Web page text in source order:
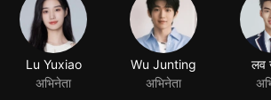
Lu Yuxiao
अभिनेता
Wu Junting
अभिनेता
लव